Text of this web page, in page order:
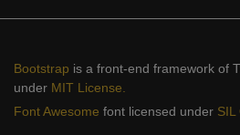
Bootstrap is a front-end framework of
under MIT License.
Font Awesome font licensed under SIL